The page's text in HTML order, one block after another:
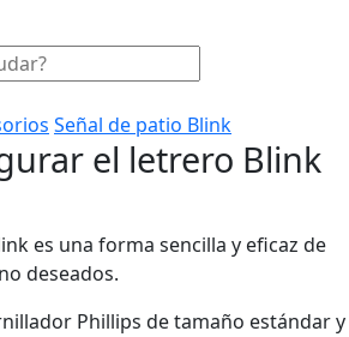
Señal de patio Blink
el letrero Blink
es una forma sencilla y eficaz de
deseados.
Phillips de tamaño estándar y